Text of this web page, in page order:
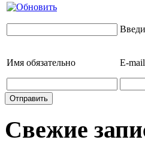
Имя обязательно E-mail
Свежие